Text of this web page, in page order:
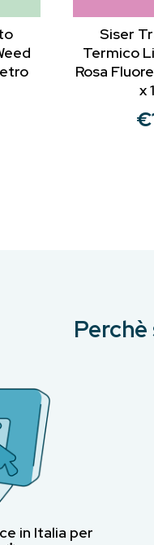
Siser
Termico
Rosa
x
€
in Italia per